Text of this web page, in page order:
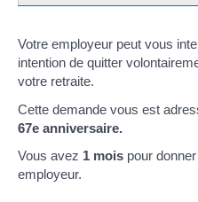
Votre employeur peut vous
intention de quitter
votre retraite.
Cette demande vous est
67e anniversaire.
Vous avez 1 mois pour
employeur.